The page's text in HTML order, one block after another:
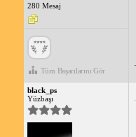
280 Mesaj
Tüm Başarılarını Gör
black_ps
Yüzbaşı